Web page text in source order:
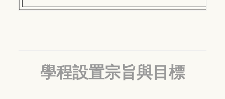
學程設置宗旨與目標